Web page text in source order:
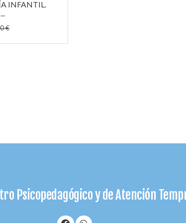
INFANTIL.
€
Psicopedagógico y de Atención